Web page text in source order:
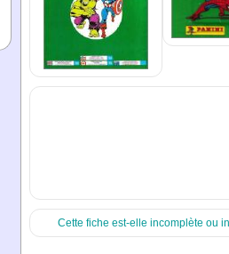
Cette fiche est-elle incomplète ou